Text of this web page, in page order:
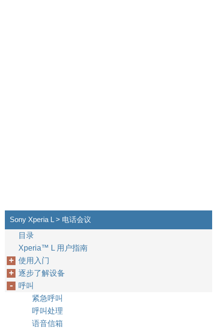
Sony Xperia L > 电话会议
目录
Xperia™‎ L 用户指南
使用入门
逐步了解设备
呼叫
紧急呼叫
呼叫处理
语音信箱